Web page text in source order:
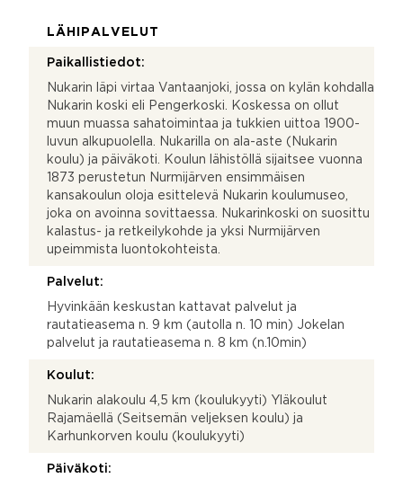
LÄHIPALVELUT
Paikallistiedot:
Nukarin läpi virtaa Vantaanjoki, jossa on kylän kohdalla
Nukarin koski eli Pengerkoski. Koskessa on ollut
muun muassa sahatoimintaa ja tukkien uittoa 1900-
luvun alkupuolella. Nukarilla on ala-aste (Nukarin
koulu) ja päiväkoti. Koulun lähistöllä sijaitsee vuonna
1873 perustetun Nurmijärven ensimmäisen
kansakoulun oloja esittelevä Nukarin koulumuseo,
joka on avoinna sovittaessa. Nukarinkoski on suosittu
kalastus- ja retkeilykohde ja yksi Nurmijärven
upeimmista luontokohteista.
Palvelut:
Hyvinkään keskustan kattavat palvelut ja
rautatieasema n. 9 km (autolla n. 10 min) Jokelan
palvelut ja rautatieasema n. 8 km (n.10min)
Koulut:
Nukarin alakoulu 4,5 km (koulukyyti) Yläkoulut
Rajamäellä (Seitsemän veljeksen koulu) ja
Karhunkorven koulu (koulukyyti)
Päiväkoti: